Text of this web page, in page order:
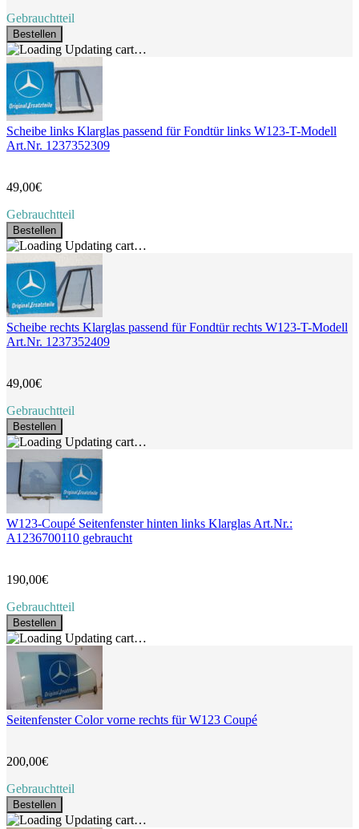
Gebrauchtteil
Bestellen
Updating cart…
Scheibe links Klarglas passend für Fondtür links W123-T-Modell
Art.Nr. 1237352309
49,00€
Gebrauchtteil
Bestellen
Updating cart…
Scheibe rechts Klarglas passend für Fondtür rechts W123-T-Modell
Art.Nr. 1237352409
49,00€
Gebrauchtteil
Bestellen
Updating cart…
W123-Coupé Seitenfenster hinten links Klarglas Art.Nr.:
A1236700110 gebraucht
190,00€
Gebrauchtteil
Bestellen
Updating cart…
Seitenfenster Color vorne rechts für W123 Coupé
200,00€
Gebrauchtteil
Bestellen
Updating cart…